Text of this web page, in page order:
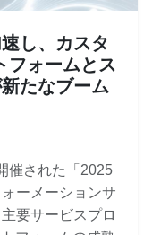
し、カスタ
フォームとス
たなブーム
催された「2025
ーメーションサ
要サービスプロ